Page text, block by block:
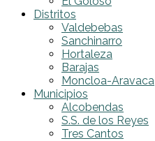
Distritos
Valdebebas
Sanchinarro
Hortaleza
Barajas
Moncloa-Aravaca
Municipios
Alcobendas
S.S. de los Reyes
Tres Cantos